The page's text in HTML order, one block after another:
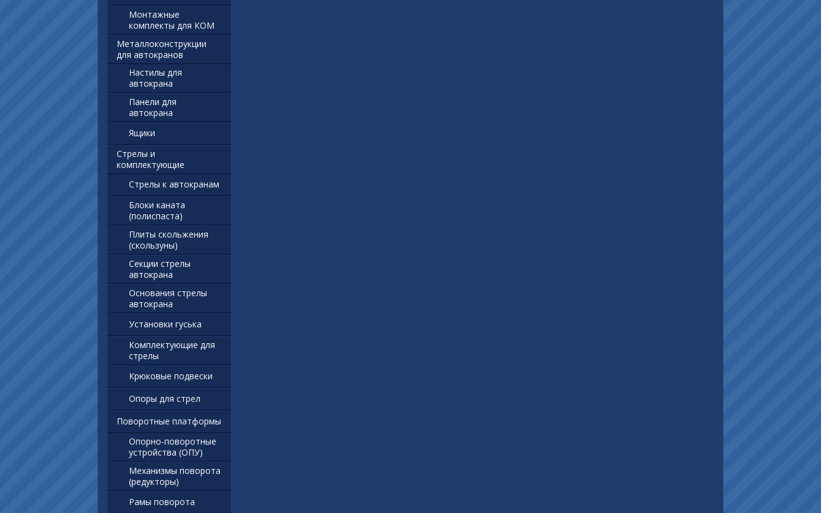
Монтажные
комплекты для КОМ
Металлоконструкции
для автокранов
Настилы для
автокрана
Панели для
автокрана
Ящики
Стрелы и
комплектующие
Стрелы к автокранам
Блоки каната
(полиспаста)
Плиты скольжения
(скользуны)
Секции стрелы
автокрана
Основания стрелы
автокрана
Установки гуська
Комплектующие для
стрелы
Крюковые подвески
Опоры для стрел
Поворотные платформы
Опорно-поворотные
устройства (ОПУ)
Механизмы поворота
(редукторы)
Рамы поворота